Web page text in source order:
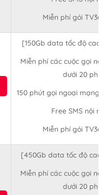
Miễn phí gói
[150Gb data tốc độ
Miễn phí các cuộc gọi
dưới 20
150 phút gọi ngoại
Free SMS nội
Miễn phí gói
[450Gb data tốc độ
Miễn phí các cuộc gọi
dưới 20